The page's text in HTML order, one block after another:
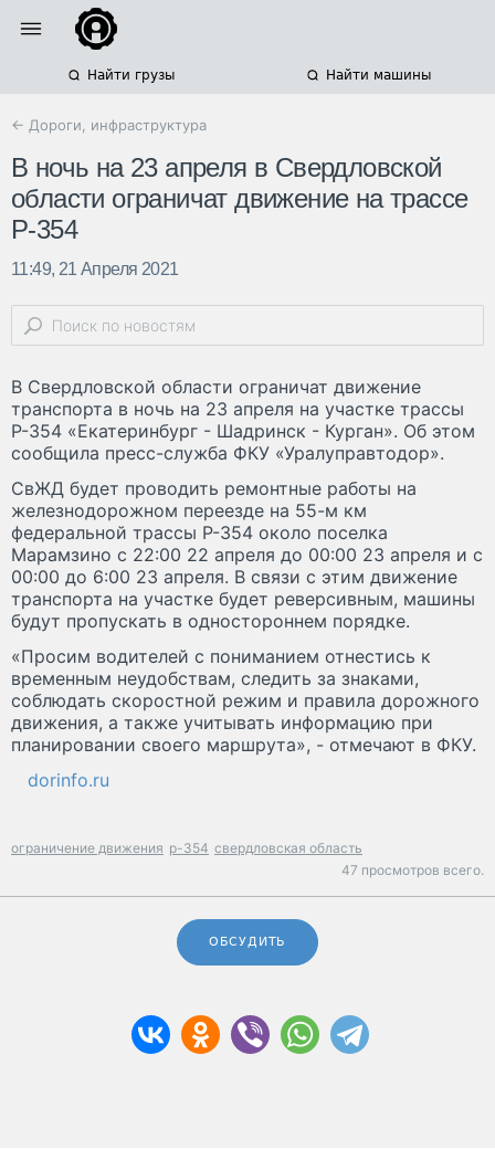
Найти грузы Найти машины
← Дороги, инфраструктура
В ночь на 23 апреля в Свердловской
области ограничат движение на трассе
Р-354
11:49, 21 Апреля 2021
В Свердловской области ограничат движение
транспорта в ночь на 23 апреля на участке трассы
Р-354 «Екатеринбург - Шадринск - Курган». Об этом
сообщила пресс-служба ФКУ «Уралуправтодор».
СвЖД будет проводить ремонтные работы на
железнодорожном переезде на 55-м км
федеральной трассы Р-354 около поселка
Марамзино с 22:00 22 апреля до 00:00 23 апреля и с
00:00 до 6:00 23 апреля. В связи с этим движение
транспорта на участке будет реверсивным, машины
будут пропускать в одностороннем порядке.
«Просим водителей с пониманием отнестись к
временным неудобствам, следить за знаками,
соблюдать скоростной режим и правила дорожного
движения, а также учитывать информацию при
планировании своего маршрута», - отмечают в ФКУ.
dorinfo.ru
ограничение движения р-354 свердловская область
47 просмотров всего.
ОБСУДИТЬ